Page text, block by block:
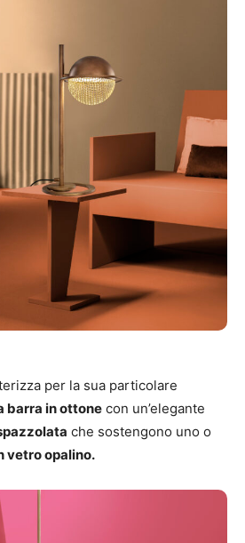
per la sua particolare
barra in ottone con un’elegante
che sostengono uno o
vetro opalino.